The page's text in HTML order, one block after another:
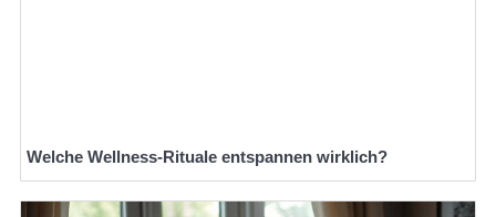
Welche Wellness-Rituale entspannen wirklich?